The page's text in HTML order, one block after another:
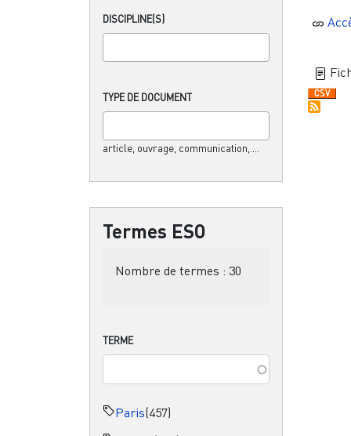
DISCIPLINE(S)
TYPE DE DOCUMENT
article, ouvrage, communication,....
Termes ESO
Nombre de termes : 30
TERME
Paris(457)